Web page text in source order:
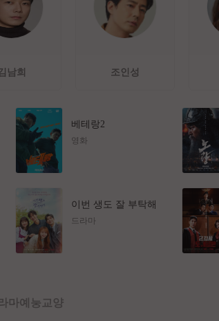
남희 조인성
베테랑2
영화
이번 생도 잘 부탁해
드라마
마예능 교양